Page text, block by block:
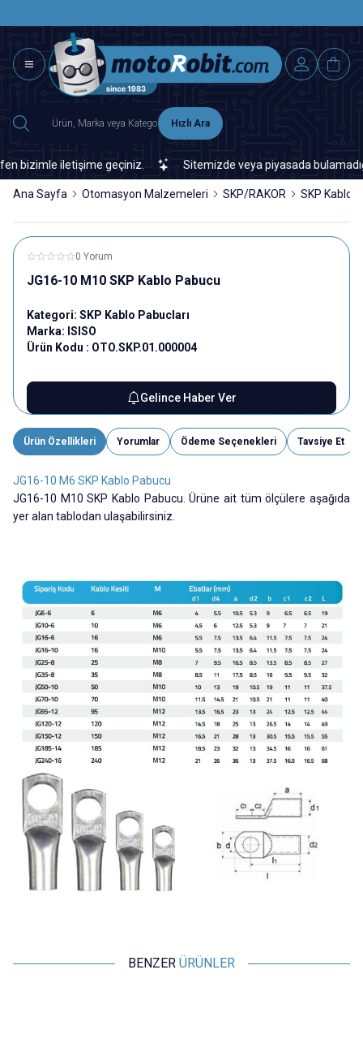
Hızlı Ara
iletişime geçiniz. Sitemizde veya piyasada
Ana Sayfa Otomasyon Malzemeleri SKP/RAKOR SKP Kablo
0 Yorum
JG16-10 M10 SKP Kablo Pabucu
Kategori: SKP Kablo Pabucları
Marka: ISISO
Ürün Kodu : OTO.SKP.01.000004
Gelince Haber Ver
Ürün Özellikleri Yorumlar Ödeme Seçenekleri Tavsiye Et
JG16-10 M6 SKP Kablo Pabucu
JG16-10 M10 SKP Kablo Pabucu. Ürüne ait tüm ölçülere aşağıda
yer alan tablodan ulaşabilirsiniz.
BENZER ÜRÜNLER